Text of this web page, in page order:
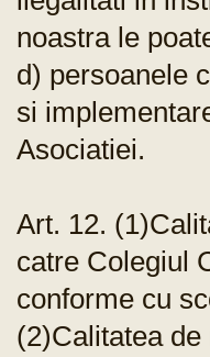
noastra le
d) persoanele
si
Asociatiei.
Art. 12.
catre Colegiul
conforme cu
(2)Calitatea